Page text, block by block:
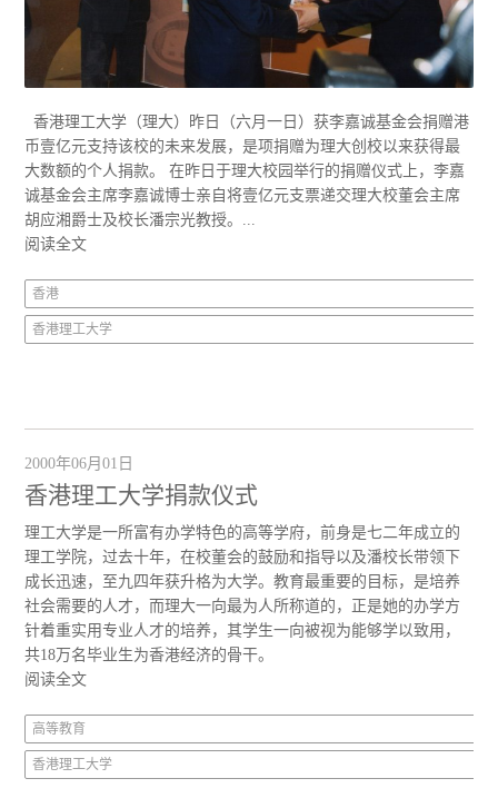
香港理工大学（理大）昨日（六月一日）获李嘉诚基金会捐赠港
币壹亿元支持该校的未来发展，是项捐赠为理大创校以来获得最
大数额的个人捐款。 在昨日于理大校园举行的捐赠仪式上，李嘉
诚基金会主席李嘉诚博士亲自将壹亿元支票递交理大校董会主席
胡应湘爵士及校长潘宗光教授。...
阅读全文
香港
香港理工大学
2000年06月01日
香港理工大学捐款仪式
理工大学是一所富有办学特色的高等学府，前身是七二年成立的
理工学院，过去十年，在校董会的鼓励和指导以及潘校长带领下
成长迅速，至九四年获升格为大学。教育最重要的目标，是培养
社会需要的人才，而理大一向最为人所称道的，正是她的办学方
针着重实用专业人才的培养，其学生一向被视为能够学以致用，
共18万名毕业生为香港经济的骨干。
阅读全文
高等教育
香港理工大学